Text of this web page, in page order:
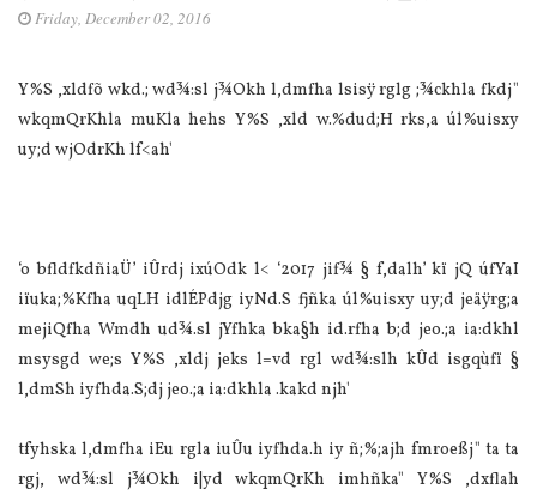
Friday, December 02, 2016
Y%S ,xldfõ wkd.; wd¾:sl j¾Okh l,dmfha lsisÿ rglg ;¾ckhla fkdj"
wkqmQrKhla muKla hehs Y%S ,xld w.%dud;H rks,a úl%uisxy
uy;d wjOdrKh lf<ah'
‘o bfldfkdñiaÜ’ iÛrdj ixúOdk l< ‘2017 jif¾ § f,dalh’ kï jQ úfYaI
iïuka;%Kfha uqLH idlÉPdjg iyNd.S fjñka úl%uisxy uy;d jeäÿrg;a
mejiQfha Wmdh ud¾.sl jYfhka bka§h id.rfha b;d jeo.;a ia:dkhl
msysgd we;s Y%S ,xldj jeks l=vd rgl wd¾:slh kÛd isgqùfï §
l,dmSh iyfhda.S;dj jeo.;a ia:dkhla .kakd njh'
tfyhska l,dmfha iEu rgla iuÛu iyfhda.h iy ñ;%;ajh fmroeßj" ta ta
rgj, wd¾:sl j¾Okh i|yd wkqmQrKh imhñka" Y%S ,dxflah